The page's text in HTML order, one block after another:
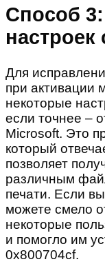
Способ
настроек
Для
при активации
некоторые
если точнее –
Microsoft. Это
который
позволяет
различным
печати. Если
можете смело
некоторые
и помогло им
0x800704cf.